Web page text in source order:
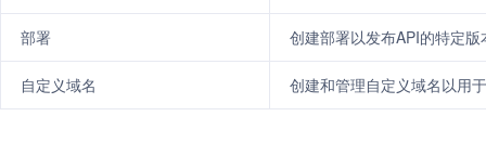
部署 创建部署以发布API的特定版
自定义域名 创建和管理自定义域名以用